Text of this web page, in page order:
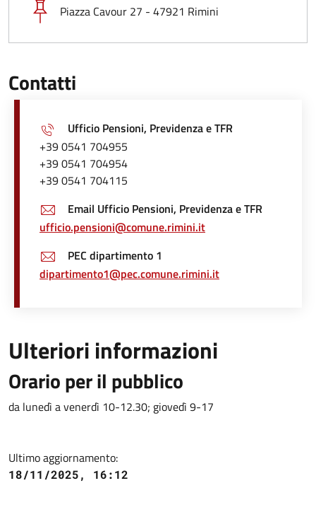
Piazza Cavour 27 - 47921 Rimini
Contatti
Ufficio Pensioni, Previdenza e TFR
+39 0541 704955
+39 0541 704954
+39 0541 704115
Email Ufficio Pensioni, Previdenza e TFR
ufficio.pensioni@comune.rimini.it
PEC dipartimento 1
dipartimento1@pec.comune.rimini.it
Ulteriori informazioni
Orario per il pubblico
da lunedì a venerdì 10-12.30; giovedì 9-17
Ultimo aggiornamento:
18/11/2025, 16:12